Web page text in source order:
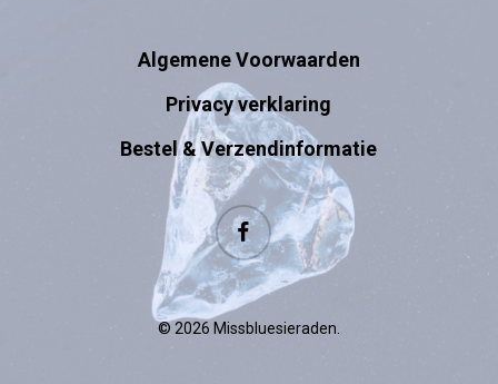
Algemene Voorwaarden
Privacy verklaring
Bestel & Verzendinformatie
facebook
© 2026 Missbluesieraden.